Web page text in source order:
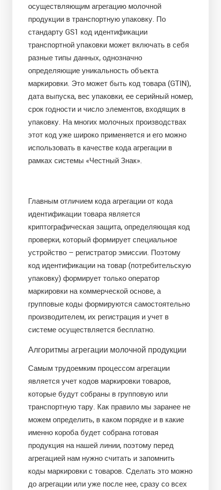
осуществляющим агрегацию молочной
продукции в транспортную упаковку. По
стандарту GS1 код идентификации
транспортной упаковки может включать в себя
разные типы данных, однозначно
определяющие уникальность объекта
маркировки. Это может быть код товара (GTIN),
дата выпуска, вес упаковки, ее серийный номер,
срок годности и число элементов, входящих в
упаковку. На многих молочных производствах
этот код уже широко применяется и его можно
использовать в качестве кода агрегации в
рамках системы «Честный Знак».
Главным отличием кода агрегации от кода
идентификации товара является
криптографическая защита, определяющая код
проверки, который формирует специальное
устройство – регистратор эмиссии. Поэтому
код идентификации на товар (потребительскую
упаковку) формирует только оператор
маркировки на коммерческой основе, а
групповые коды формируются самостоятельно
производителем, их регистрация и учет в
системе осуществляется бесплатно.
Алгоритмы агрегации молочной продукции
Самым трудоемким процессом агрегации
является учет кодов маркировки товаров,
которые будут собраны в групповую или
транспортную тару. Как правило мы заранее не
можем определить, в каком порядке и в какие
именно короба будет собрана готовая
продукция на нашей линии, поэтому перед
агрегацией нам нужно считать и запомнить
коды маркировки с товаров. Сделать это можно
до агрегации или уже после нее, сразу со всех